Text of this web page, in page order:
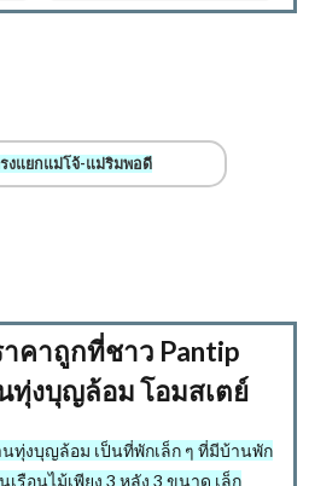
งแยกแม่โจ้-แม่ริมพอดี
คาถูกที่ชาว Pantip
ทุ่งบุญล้อม โอมสเตย์
ทุ่งบุญล้อม เป็นที่พักเล็ก ๆ ที่มีบ้านพัก
เรือนไม้เพียง 3 หลัง 3 ขนาด เล็ก